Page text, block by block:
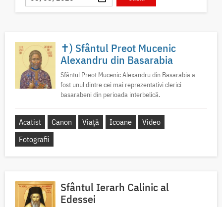
✝) Sfântul Preot Mucenic
Alexandru din Basarabia
Sfântul Preot Mucenic Alexandru din Basarabia a
fost unul dintre cei mai reprezentativi clerici
basarabeni din perioada interbelică.
Acatist Canon Viață Icoane
Video
Fotografii
Sfântul Ierarh Calinic al
Edessei